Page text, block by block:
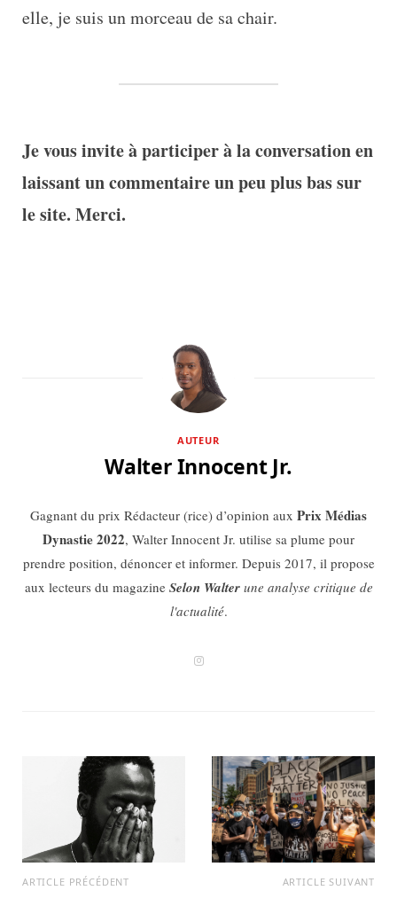
elle, je suis un morceau de sa chair.
Je vous invite à participer à la conversation en
laissant un commentaire un peu plus bas sur
le site. Merci.
AUTEUR
Walter Innocent Jr.
Gagnant du prix Rédacteur (rice) d’opinion aux Prix Médias
Dynastie 2022, Walter Innocent Jr. utilise sa plume pour
prendre position, dénoncer et informer. Depuis 2017, il propose
aux lecteurs du magazine Selon Walterune analyse critique de
l'actualité.
I
ARTICLE PRÉCÉDENT ARTICLE SUIVANT